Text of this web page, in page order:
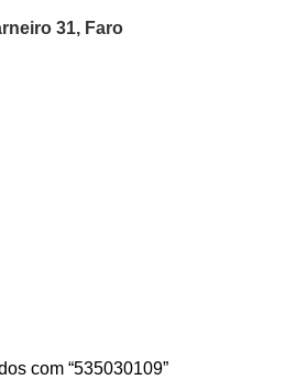
31, Faro
com “535030109”